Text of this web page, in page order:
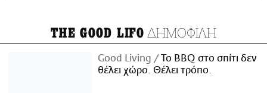
THE GOOD LIFO ΔΗΜΟΦΙΛΗ
Good Living
Το BBQ στο σπίτι δεν
θέλει χώρο. Θέλει τρόπο.